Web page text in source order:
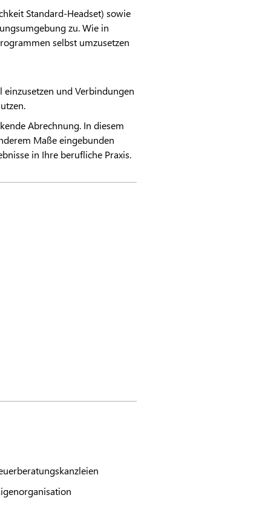
Standard-Headset) sowie
zu. Wie in
selbst umzusetzen
und Verbindungen
Abrechnung. In diesem
Maße eingebunden
in Ihre berufliche Praxis.